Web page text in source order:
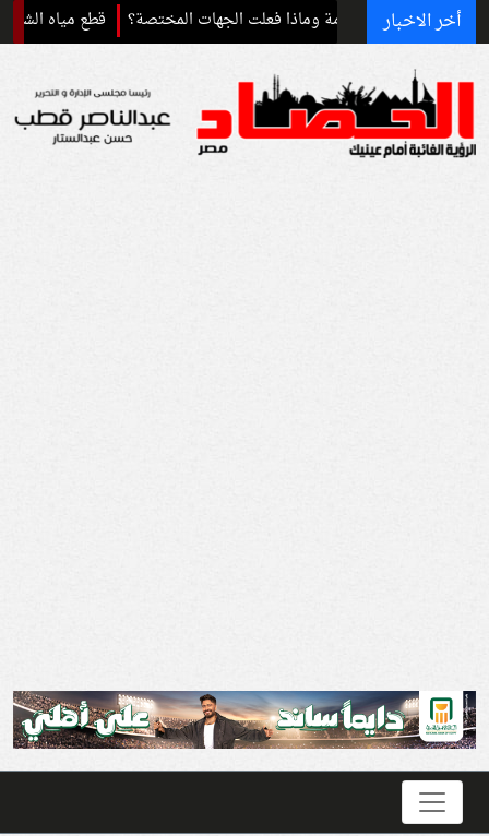
أخر الاخبار
الجهات المختصة؟ قطع مياه الشرب عن عدة مناطق بالقاهرة.. اعرف